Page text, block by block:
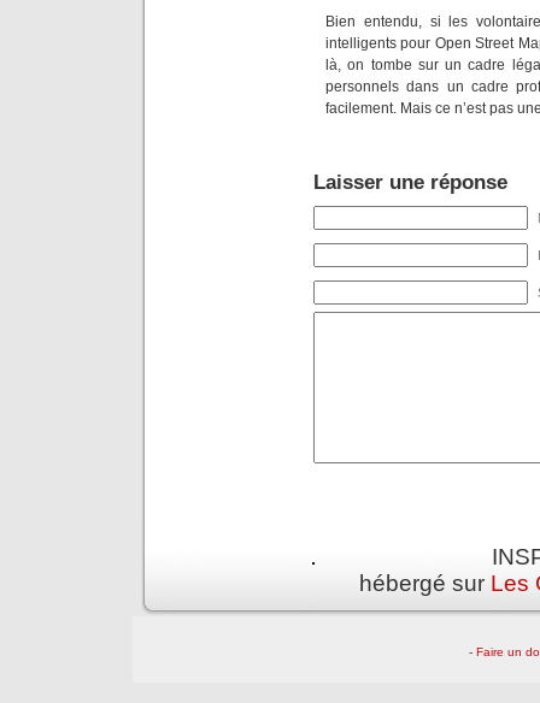
Bien entendu, si les
intelligents pour Open Street
là, on tombe sur un cadre
personnels dans un cadre
facilement. Mais ce n’est pas
Laisser une réponse
hébergé sur Les
- Faire un